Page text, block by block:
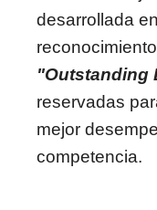
desarrollada
"Outstanding
reservadas
mejor
competencia.